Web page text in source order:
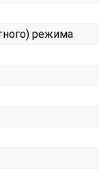
режима